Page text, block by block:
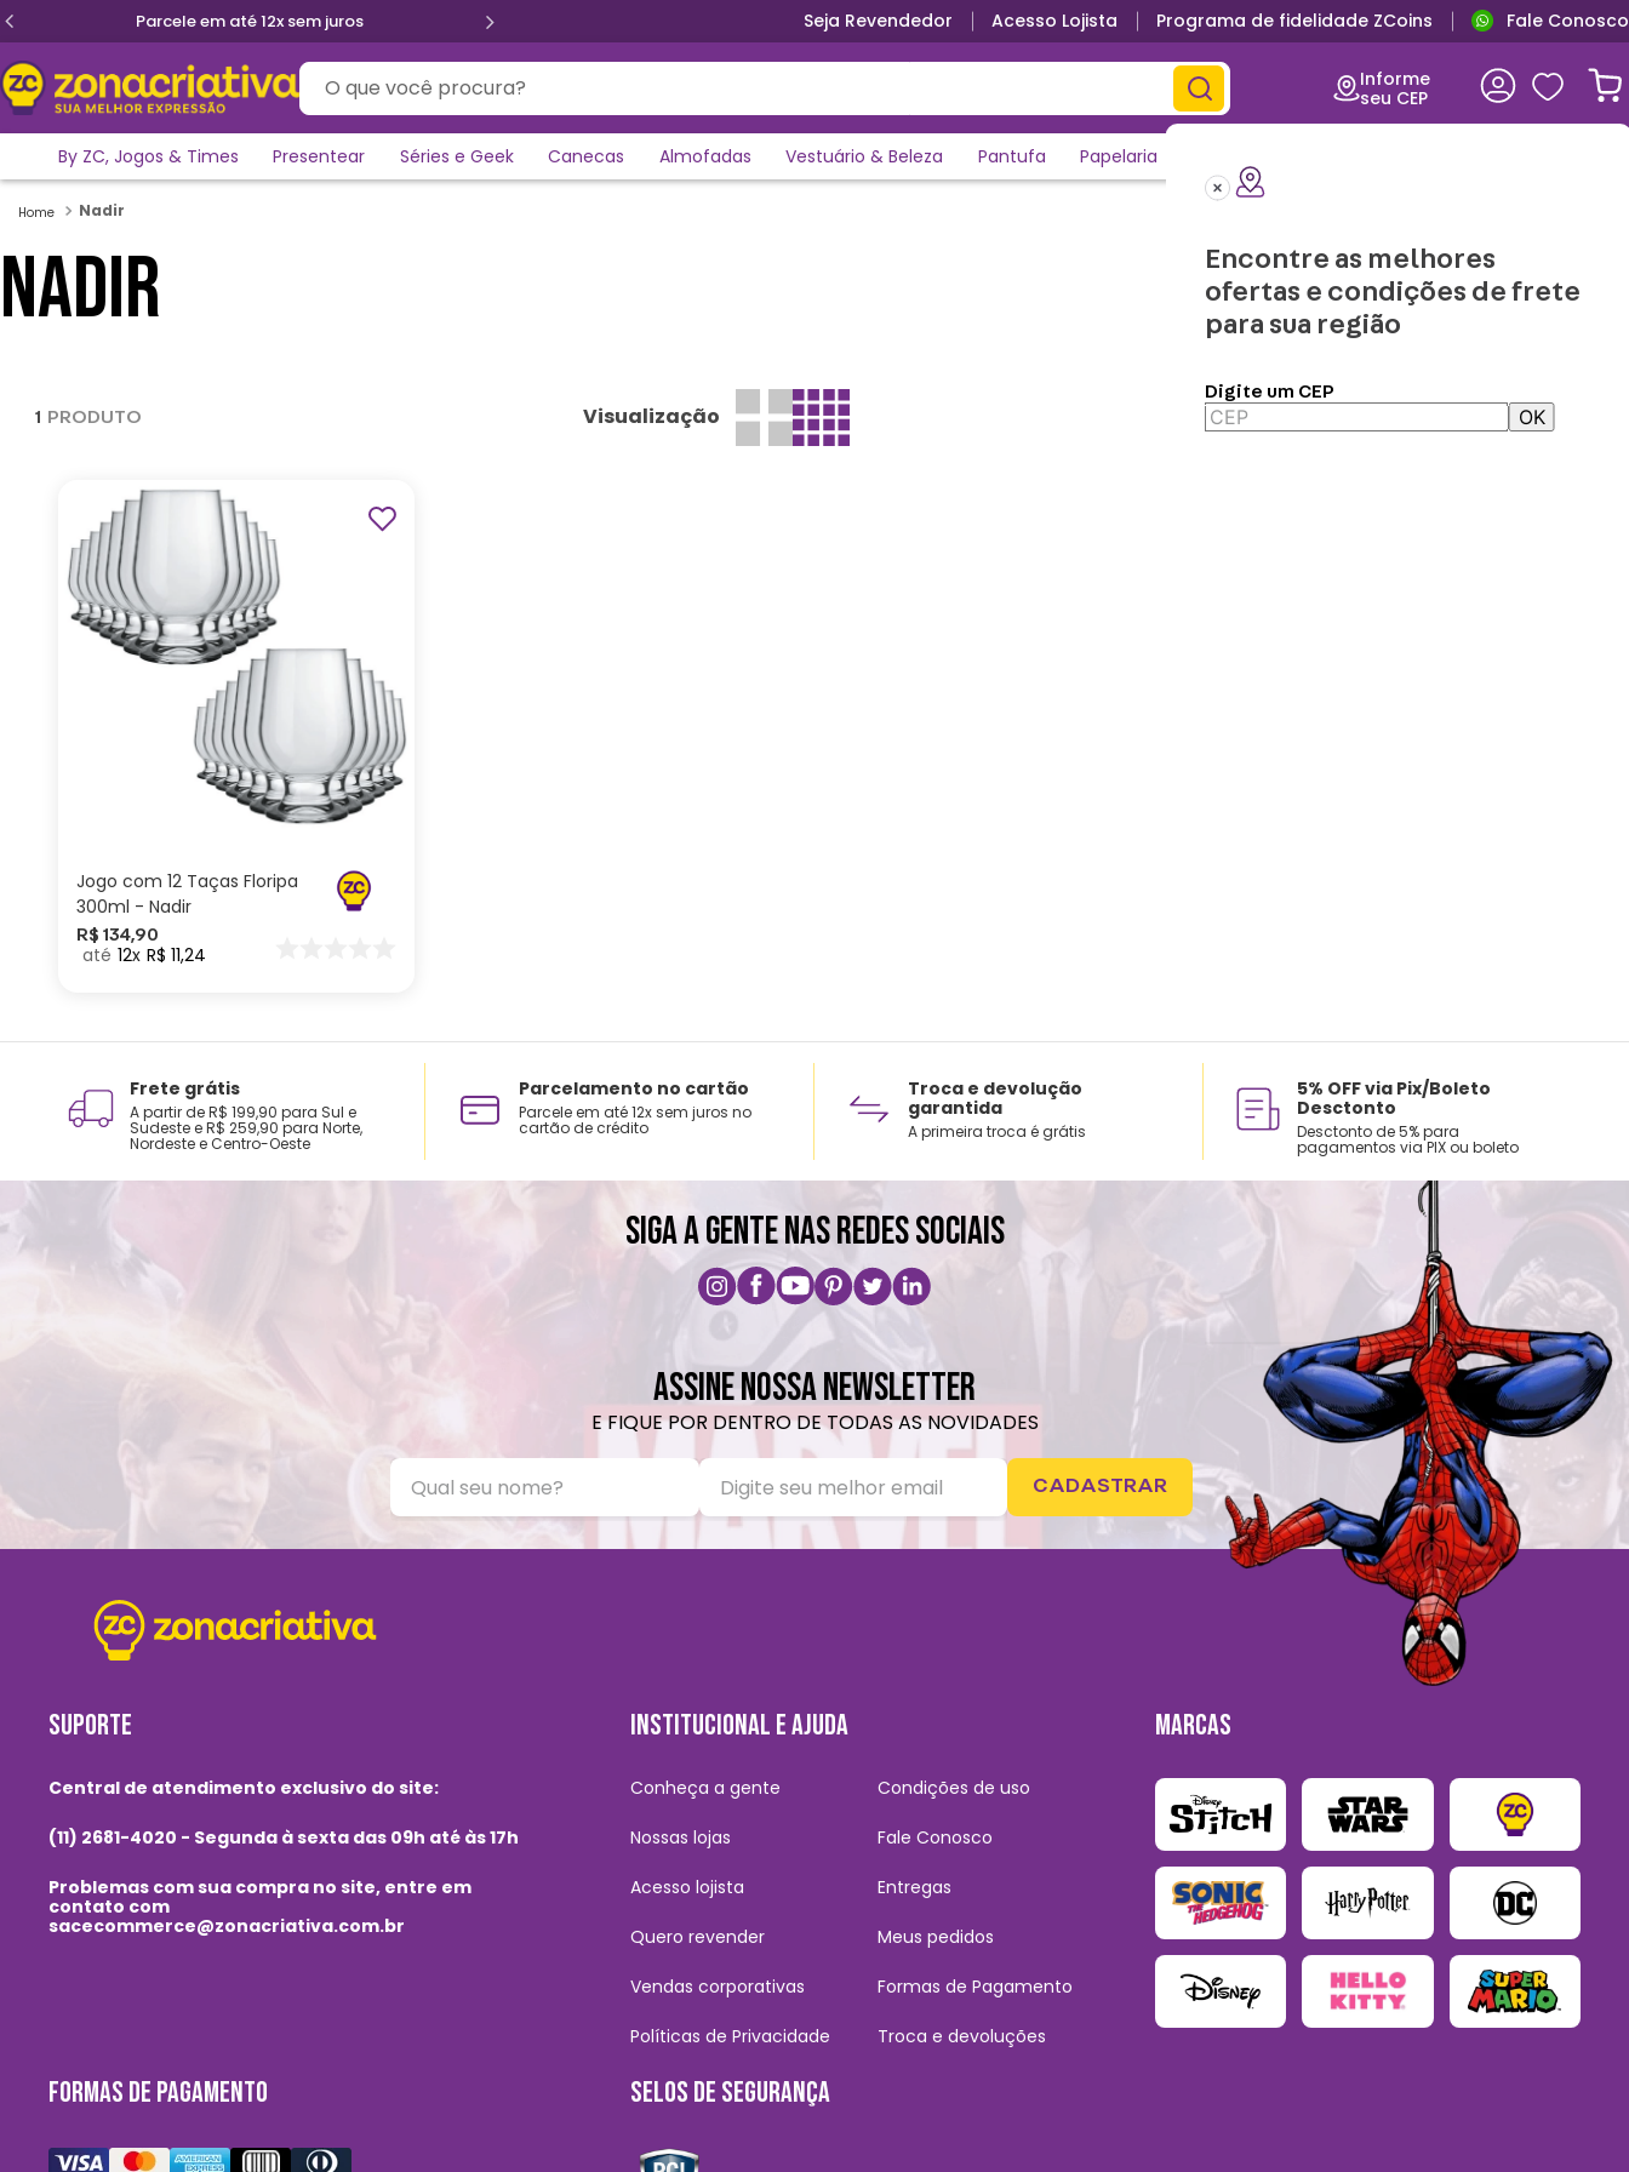
Parcele em até 12x sem juros Seja Revendedor Acesso Lojista Programa de fidelidade ZCoins Fale Conosco
O que você procura?
Informe
seu CEP
Encontre as melhores
ofertas e condições de frete
para sua região
Digite um CEP
OK
By ZC, Jogos & Times Presentear Séries e Geek Canecas Almofadas Vestuário & Beleza Pantufa Papelaria
Nadir
NADIR
1 PRODUTO Visualização Aplicar Filtros
Jogo com 12 Taças Floripa
300ml - Nadir
R$ 134,90
12 R$ 11,24
ADICIONAR AO
CARRINHO
Frete grátis
A partir de R$ 199,90 para Sul e
Sudeste e R$ 259,90 para Norte,
Nordeste e Centro-Oeste
Parcelamento no cartão
Parcele em até 12x sem juros no
cartão de crédito
Troca e devolução
garantida
A primeira troca é grátis
5% OFF via Pix/Boleto
Desctonto
Desctonto de 5% para
pagamentos via PIX ou boleto
SIGA A GENTE NAS REDES SOCIAIS
ASSINE NOSSA NEWSLETTER
E FIQUE POR DENTRO DE TODAS AS NOVIDADES
CADASTRAR
SUPORTE
Central de atendimento exclusivo do site:
(11) 2681-4020 - Segunda à sexta das 09h até às 17h
Problemas com sua compra no site, entre em
contato com
sacecommerce@zonacriativa.com.br
INSTITUCIONAL E AJUDA
Conheça a gente
Nossas lojas
Acesso lojista
Quero revender
Vendas corporativas
Políticas de Privacidade
Condições de uso
Fale Conosco
Entregas
Meus pedidos
Formas de Pagamento
Troca e devoluções
FORMAS DE PAGAMENTO SELOS DE SEGURANÇA
MARCAS